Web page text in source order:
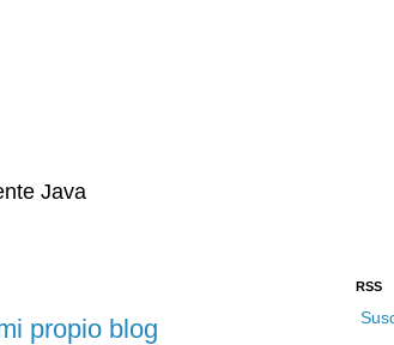
Java
propio blog
RSS